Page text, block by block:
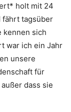
holt mit 24
fährt tagsüber
kennen sich
war ich ein Jahr
unsere
für
dass sie